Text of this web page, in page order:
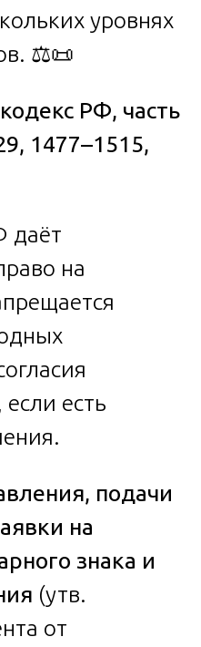
уровнях
⚖️📜
РФ, часть
1477–1515,
даёт
на
есть
подачи
на
знака и
(утв.
от